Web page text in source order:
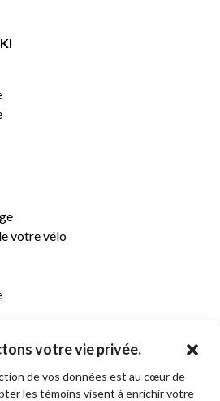
votre vie privée.
de vos données est au cœur de
les témoins visent à enrichir votre
votre vélo
vente